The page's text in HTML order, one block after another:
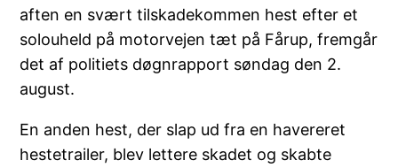
aften en svært tilskadekommen hest efter et
solouheld på motorvejen tæt på Fårup, fremgår
det af politiets døgnrapport søndag den 2.
august.
En anden hest, der slap ud fra en havereret
hestetrailer, blev lettere skadet og skabte